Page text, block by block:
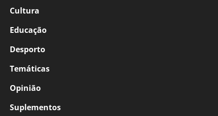
Cultura
Educação
Desporto
Temáticas
Opinião
Suplementos